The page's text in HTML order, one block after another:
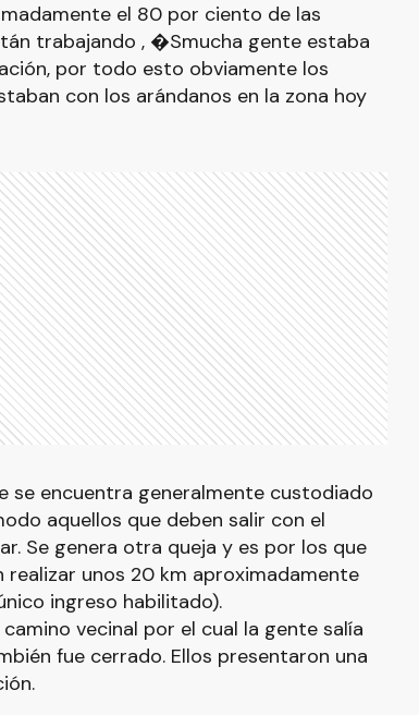
el 80 por ciento de las
trabajando , �Smucha gente estaba
por todo esto obviamente los
con los arándanos en la zona hoy
se encuentra generalmente custodiado
aquellos que deben salir con el
Se genera otra queja y es por los que
unos 20 km aproximadamente
ingreso habilitado).
vecinal por el cual la gente salía
fue cerrado. Ellos presentaron una